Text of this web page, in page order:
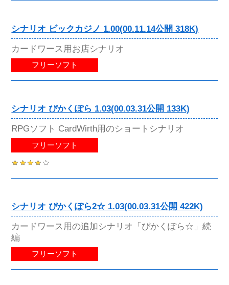
シナリオ ビックカジノ 1.00(00.11.14公開 318K)
カードワース用お店シナリオ
フリーソフト
シナリオ ぴかくぽら 1.03(00.03.31公開 133K)
RPGソフト CardWirth用のショートシナリオ
フリーソフト
シナリオ ぴかくぽら2☆ 1.03(00.03.31公開 422K)
カードワース用の追加シナリオ「ぴかくぽら☆」続
編
フリーソフト